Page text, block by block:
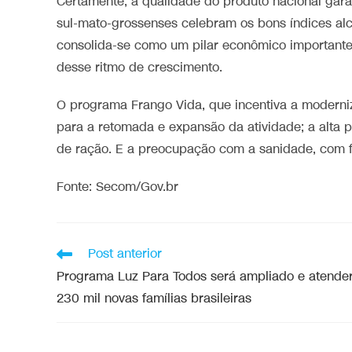
sul-mato-grossenses celebram os bons índices
consolida-se como um pilar econômico
desse ritmo de crescimento.
O programa Frango Vida, que incentiva a
para a retomada e expansão da atividade; a alta
de ração. E a preocupação com a sanidade,
Fonte: Secom/Gov.br
Post anterior
Programa Luz Para Todos será ampliado e
230 mil novas famílias brasileiras